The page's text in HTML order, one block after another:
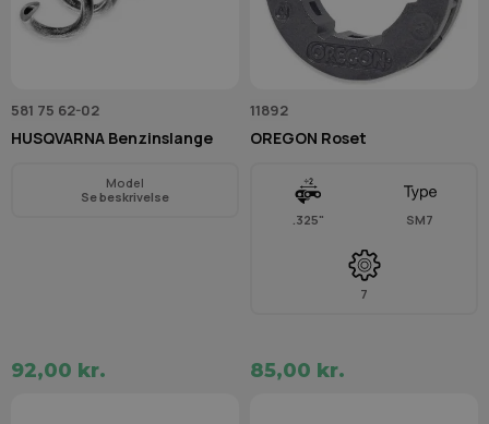
581 75 62-02
HUSQVARNA Benzinslange
Model
Se beskrivelse
92,00 kr.
11892
OREGON Roset
.325" SM7
7
85,00 kr.